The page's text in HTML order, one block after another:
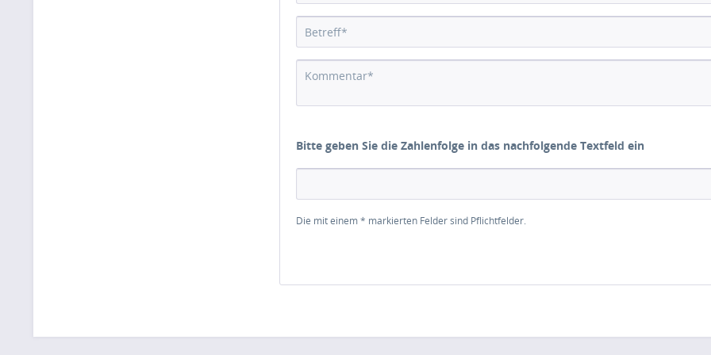
Bitte geben Sie die Zahlenfolge in das nachfolgende Textfeld ein
Die mit einem * markierten Felder sind Pflichtfelder.